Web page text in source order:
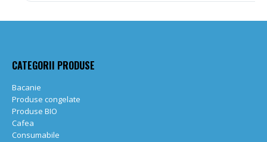
CATEGORII PRODUSE
Bacanie
Produse congelate
Produse BIO
Cafea
Consumabile